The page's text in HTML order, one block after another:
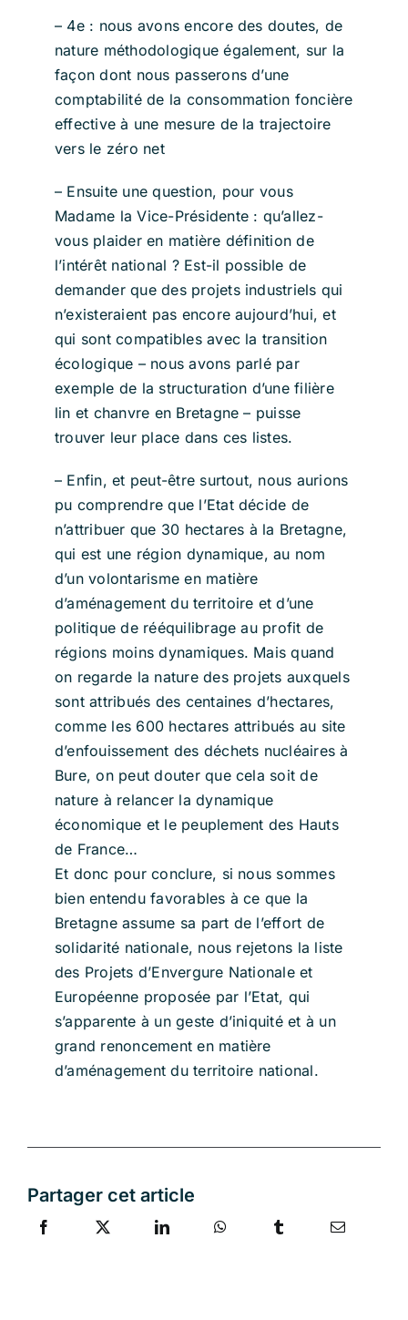
– 4e : nous avons encore des doutes, de
nature méthodologique également, sur la
façon dont nous passerons d’une
comptabilité de la consommation foncière
effective à une mesure de la trajectoire
vers le zéro net
– Ensuite une question, pour vous
Madame la Vice-Présidente : qu’allez-
vous plaider en matière définition de
l’intérêt national ? Est-il possible de
demander que des projets industriels qui
n’existeraient pas encore aujourd’hui, et
qui sont compatibles avec la transition
écologique – nous avons parlé par
exemple de la structuration d’une filière
lin et chanvre en Bretagne – puisse
trouver leur place dans ces listes.
– Enfin, et peut-être surtout, nous aurions
pu comprendre que l’Etat décide de
n’attribuer que 30 hectares à la Bretagne,
qui est une région dynamique, au nom
d’un volontarisme en matière
d’aménagement du territoire et d’une
politique de rééquilibrage au profit de
régions moins dynamiques. Mais quand
on regarde la nature des projets auxquels
sont attribués des centaines d’hectares,
comme les 600 hectares attribués au site
d’enfouissement des déchets nucléaires à
Bure, on peut douter que cela soit de
nature à relancer la dynamique
économique et le peuplement des Hauts
de France…
Et donc pour conclure, si nous sommes
bien entendu favorables à ce que la
Bretagne assume sa part de l’effort de
solidarité nationale, nous rejetons la liste
des Projets d’Envergure Nationale et
Européenne proposée par l’Etat, qui
s’apparente à un geste d’iniquité et à un
grand renoncement en matière
d’aménagement du territoire national.
Partager cet article